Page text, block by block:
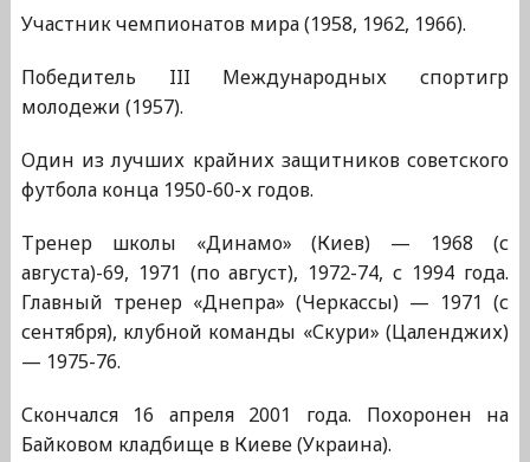
Участник чемпионатов мира (1958, 1962, 1966).
Победитель III Международных спортигр
молодежи (1957).
Один из лучших крайних защитников советского
футбола конца 1950-60-х годов.
Тренер школы «Динамо» (Киев) — 1968 (с
августа)-69, 1971 (по август), 1972-74, с 1994 года.
Главный тренер «Днепра» (Черкассы) — 1971 (с
сентября), клубной команды «Скури» (Цаленджих)
— 1975-76.
Скончался 16 апреля 2001 года. Похоронен на
Байковом кладбище в Киеве (Украина).